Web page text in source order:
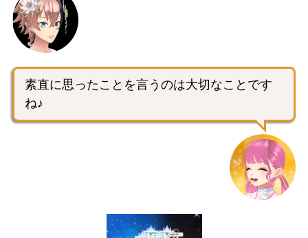
素直に思ったことを言うのは大切なことです
ね♪